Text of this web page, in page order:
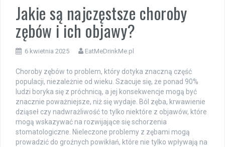
Jakie są najczęstsze choroby
zębów i ich objawy?
6 kwietnia 2025 EatMeDrinkMe.pl
Choroby zębów to problem, który dotyka znaczną część
populacji, niezależnie od wieku. Szacuje się, że ponad 90%
ludzi boryka się z próchnicą, a jej konsekwencje mogą być
znacznie poważniejsze, niż się wydaje. Ból zęba, krwawienie
dziąseł czy nadwrażliwość to tylko niektóre z objawów, które
mogą wskazywać na rozwijające się schorzenia
stomatologiczne. Nieleczone problemy z zębami mogą
prowadzić do groźnych powikłań, które nie tylko wpływają na